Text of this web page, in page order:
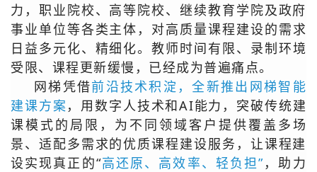
力，职业院校、高等院校、继续教育学院及政府
事业单位等各类主体，对高质量课程建设的需求
日益多元化、精细化。教师时间有限、录制环境
受限、课程更新缓慢，已经成为普遍痛点。
网梯凭借前沿技术积淀，全新推出网梯智能
建课方案 ，用数字人技术和AI能力，突破传统建
课模式的局限，为不同领域客户提供覆盖多场
景、适配多需求的优质课程建设服务，让课程建
设实现真正的“高还原、高效率、轻负担”，助力